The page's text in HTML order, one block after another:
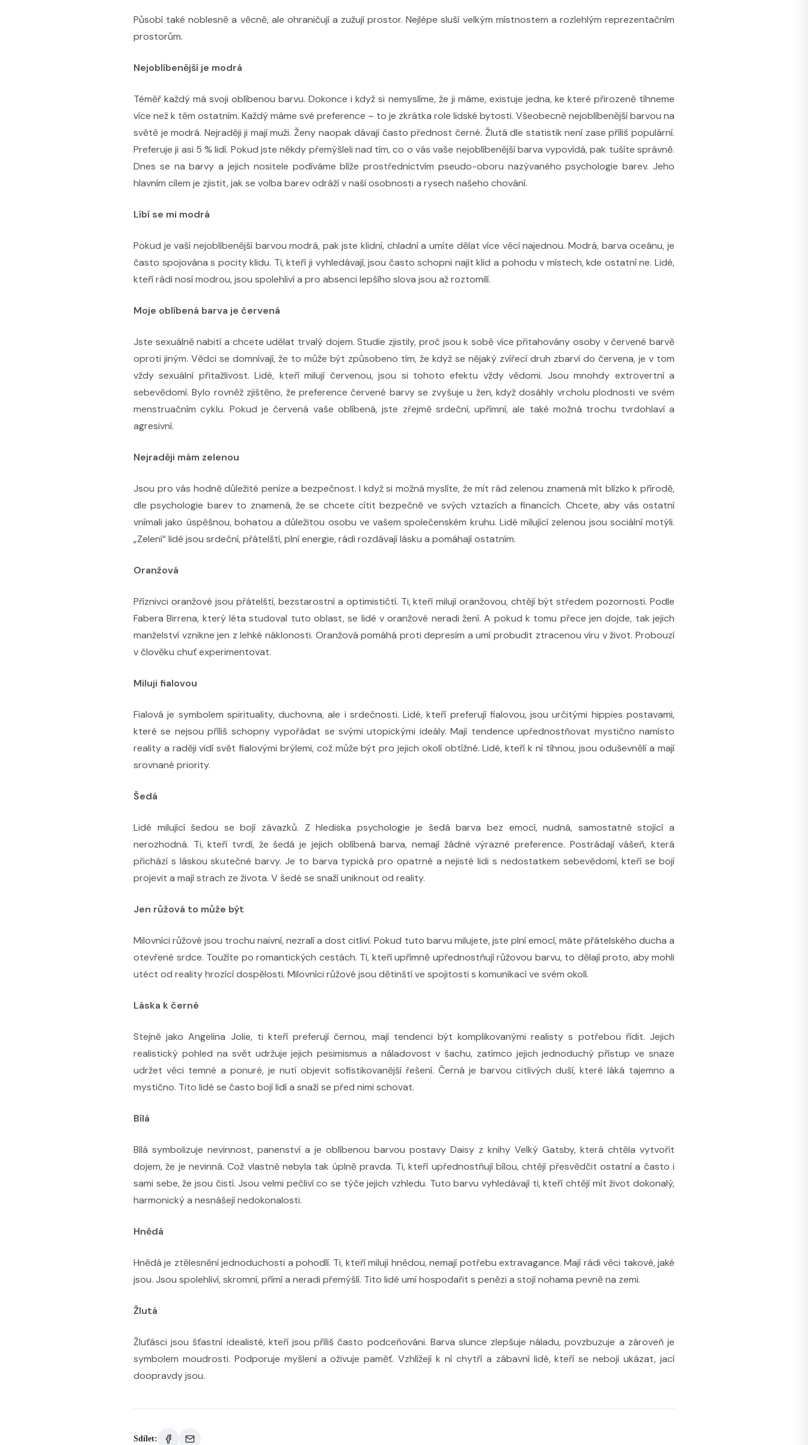
Působí také noblesně a věcně, ale ohraničují a zužují prostor. Nejlépe sluší velkým místnostem a rozlehlým reprezentačním
prostorům.
Nejoblíbenější je modrá
Téměř každý má svoji oblíbenou barvu. Dokonce i když si nemyslíme, že ji máme, existuje jedna, ke které přirozeně tíhneme
více než k těm ostatním. Každý máme své preference – to je zkrátka role lidské bytosti. Všeobecně nejoblíbenější barvou na
světě je modrá. Nejraději ji mají muži. Ženy naopak dávají často přednost černé. Žlutá dle statistik není zase příliš populární.
Preferuje ji asi 5 % lidí. Pokud jste někdy přemýšleli nad tím, co o vás vaše nejoblíbenější barva vypovídá, pak tušíte správně.
Dnes se na barvy a jejich nositele podíváme blíže prostřednictvím pseudo-oboru nazývaného psychologie barev. Jeho
hlavním cílem je zjistit, jak se volba barev odráží v naší osobnosti a rysech našeho chování.
Líbí se mi modrá
Pokud je vaší nejoblíbenější barvou modrá, pak jste klidní, chladní a umíte dělat více věcí najednou. Modrá, barva oceánu, je
často spojována s pocity klidu. Ti, kteří ji vyhledávají, jsou často schopni najít klid a pohodu v místech, kde ostatní ne. Lidé,
kteří rádi nosí modrou, jsou spolehliví a pro absenci lepšího slova jsou až roztomilí.
Moje oblíbená barva je červená
Jste sexuálně nabití a chcete udělat trvalý dojem. Studie zjistily, proč jsou k sobě více přitahovány osoby v červené barvě
oproti jiným. Vědci se domnívají, že to může být způsobeno tím, že když se nějaký zvířecí druh zbarví do červena, je v tom
vždy sexuální přitažlivost. Lidé, kteří milují červenou, jsou si tohoto efektu vždy vědomi. Jsou mnohdy extrovertní a
sebevědomí. Bylo rovněž zjištěno, že preference červené barvy se zvyšuje u žen, když dosáhly vrcholu plodnosti ve svém
menstruačním cyklu. Pokud je červená vaše oblíbená, jste zřejmě srdeční, upřímní, ale také možná trochu tvrdohlaví a
agresivní.
Nejraději mám zelenou
Jsou pro vás hodně důležité peníze a bezpečnost. I když si možná myslíte, že mít rád zelenou znamená mít blízko k přírodě,
dle psychologie barev to znamená, že se chcete cítit bezpečně ve svých vztazích a financích. Chcete, aby vás ostatní
vnímali jako úspěšnou, bohatou a důležitou osobu ve vašem společenském kruhu. Lidé milující zelenou jsou sociální motýli.
„Zelení“ lidé jsou srdeční, přátelští, plní energie, rádi rozdávají lásku a pomáhají ostatním.
Oranžová
Příznivci oranžové jsou přátelští, bezstarostní a optimističtí. Ti, kteří milují oranžovou, chtějí být středem pozornosti. Podle
Fabera Birrena, který léta studoval tuto oblast, se lidé v oranžové neradi žení. A pokud k tomu přece jen dojde, tak jejich
manželství vznikne jen z lehké náklonosti. Oranžová pomáhá proti depresím a umí probudit ztracenou víru v život. Probouzí
v člověku chuť experimentovat.
Miluji fialovou
Fialová je symbolem spirituality, duchovna, ale i srdečnosti. Lidé, kteří preferují fialovou, jsou určitými hippies postavami,
které se nejsou příliš schopny vypořádat se svými utopickými ideály. Mají tendence upřednostňovat mystično namísto
reality a raději vidí svět fialovými brýlemi, což může být pro jejich okolí obtížné. Lidé, kteří k ní tíhnou, jsou oduševnělí a mají
srovnané priority.
Šedá
Lidé milující šedou se bojí závazků. Z hlediska psychologie je šedá barva bez emocí, nudná, samostatně stojící a
nerozhodná. Ti, kteří tvrdí, že šedá je jejich oblíbená barva, nemají žádné výrazné preference. Postrádají vášeň, která
přichází s láskou skutečné barvy. Je to barva typická pro opatrné a nejisté lidi s nedostatkem sebevědomí, kteří se bojí
projevit a mají strach ze života. V šedé se snaží uniknout od reality.
Jen růžová to může být
Milovníci růžové jsou trochu naivní, nezralí a dost citliví. Pokud tuto barvu milujete, jste plní emocí, máte přátelského ducha a
otevřené srdce. Toužíte po romantických cestách. Ti, kteří upřímně upřednostňují růžovou barvu, to dělají proto, aby mohli
utéct od reality hrozící dospělosti. Milovníci růžové jsou dětinští ve spojitosti s komunikací ve svém okolí.
Láska k černé
Stejně jako Angelina Jolie, ti kteří preferují černou, mají tendenci být komplikovanými realisty s potřebou řídit. Jejich
realistický pohled na svět udržuje jejich pesimismus a náladovost v šachu, zatímco jejich jednoduchý přístup ve snaze
udržet věci temné a ponuré, je nutí objevit sofistikovanější řešení. Černá je barvou citlivých duší, které láká tajemno a
mystično. Tito lidé se často bojí lidí a snaží se před nimi schovat.
Bílá
Bílá symbolizuje nevinnost, panenství a je oblíbenou barvou postavy Daisy z knihy Velký Gatsby, která chtěla vytvořit
dojem, že je nevinná. Což vlastně nebyla tak úplně pravda. Ti, kteří upřednostňují bílou, chtějí přesvědčit ostatní a často i
sami sebe, že jsou čistí. Jsou velmi pečliví co se týče jejich vzhledu. Tuto barvu vyhledávají ti, kteří chtějí mít život dokonalý,
harmonický a nesnášejí nedokonalosti.
Hnědá
Hnědá je ztělesnění jednoduchosti a pohodlí. Ti, kteří milují hnědou, nemají potřebu extravagance. Mají rádi věci takové, jaké
jsou. Jsou spolehliví, skromní, přímí a neradi přemýšlí. Tito lidé umí hospodařit s penězi a stojí nohama pevně na zemi.
Žlutá
Žluťásci jsou šťastní idealisté, kteří jsou příliš často podceňováni. Barva slunce zlepšuje náladu, povzbuzuje a zároveň je
symbolem moudrosti. Podporuje myšlení a oživuje paměť. Vzhlížejí k ní chytří a zábavní lidé, kteří se nebojí ukázat, jací
doopravdy jsou.
Sdílet: